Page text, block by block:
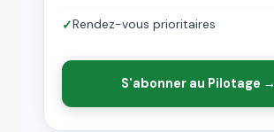
✓Rendez-vous prioritaires
S'abonner au Pilotage →